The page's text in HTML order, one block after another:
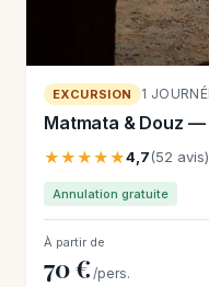
EXCURSION 1
Matmata & Douz
★★★★★4,7(52 avis)
Annulation gratuite
À partir de
70 € /pers.